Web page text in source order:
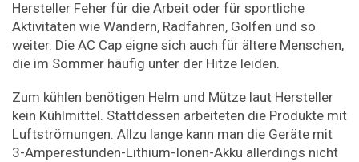
Hersteller Feher für die Arbeit oder für sportliche
Aktivitäten wie Wandern, Radfahren, Golfen und so
weiter. Die AC Cap eigne sich auch für ältere Menschen,
die im Sommer häufig unter der Hitze leiden.
Zum kühlen benötigen Helm und Mütze laut Hersteller
kein Kühlmittel. Stattdessen arbeiteten die Produkte mit
Luftströmungen. Allzu lange kann man die Geräte mit
3-Amperestunden-Lithium-Ionen-Akku allerdings nicht